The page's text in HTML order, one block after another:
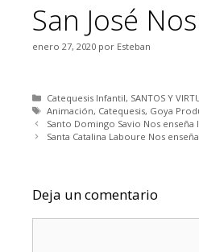
San José
enero 27, 2020 por Esteban
Categorías
Catequesis Infantil, SANTOS Y
Etiquetas
Animación, Catequesis, Goya
Santo Domingo Savio Nos enseña
Santa Catalina Laboure Nos
Deja un comentario